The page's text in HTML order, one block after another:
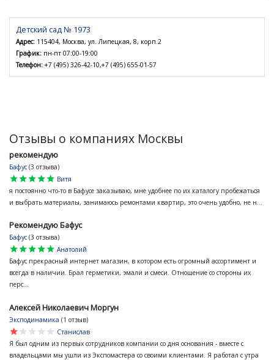
Детский сад № 1973
Адрес: 115404, Москва, ул. Липецкая, 8, корп.2
График: пн-пт 07:00-19:00
Телефон: +7 (495) 326-42-10,+7 (495) 655-01-57
Отзывы о компаниях Москвы
рекомендую
Бафус (3 отзыва)
star
star
star
star
star
Витя
я постоянно что-то в Бафусе заказываю, мне удобнее по их каталогу пробежаться
и выбрать материалы, занимаюсь ремонтами квартир, это очень удобно, не н...
Рекомендую Бафус
Бафус (3 отзыва)
star
star
star
star
star
Анатолий
Бафус прекрасный интернет магазин, в котором есть огромный ассортимент и
всегда в наличии. Брал герметики, эмали и смеси. Отношение со стороны их
перс...
Алексей Николаевич Моргун
Эксподинамика (1 отзыв)
star
star
star
star
star
Станислав
Я был одним из первых сотрудников компании со дня основания - вместе с
владельцами мы ушли из Экспомастера со своими клиентами. Я работал с утра